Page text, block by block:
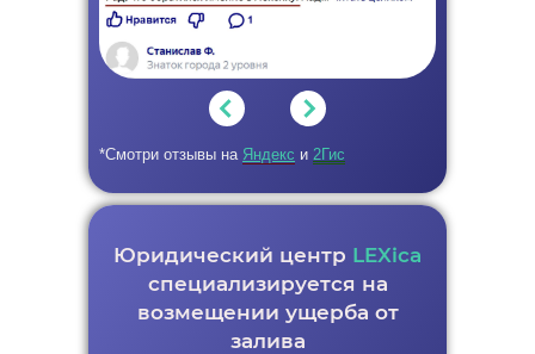
Юридический центр LEXica
специализируется на
возмещении ущерба от
залива
*Смотри отзывы на Яндекс и 2Гис